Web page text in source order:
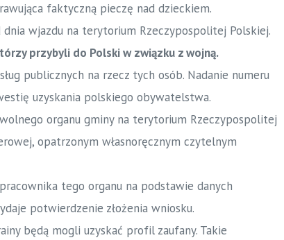
faktyczną pieczę nad dzieckiem.
wjazdu na terytorium Rzeczypospolitej Polskiej.
przybyli do Polski w związku z wojną.
publicznych na rzecz tych osób. Nadanie numeru
uzyskania polskiego obywatelstwa.
organu gminy na terytorium Rzeczypospolitej
opatrzonym własnoręcznym czytelnym
tego organu na podstawie danych
potwierdzenie złożenia wniosku.
będą mogli uzyskać profil zaufany. Takie